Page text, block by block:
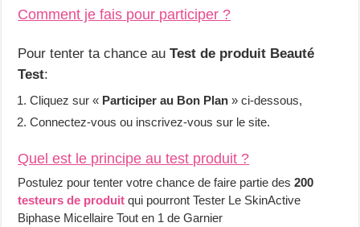
Comment je fais pour participer ?
Pour tenter ta chance auTest de produit Beauté
Test:
Cliquez sur « Participer au Bon Plan » ci-dessous,
Connectez-vous ou inscrivez-vous sur le site.
Quel est le principe au test produit ?
Postulez pour tenter votre chance de faire partie des200
testeurs de produit qui pourront Tester Le SkinActive
Biphase Micellaire Tout en 1 de Garnier